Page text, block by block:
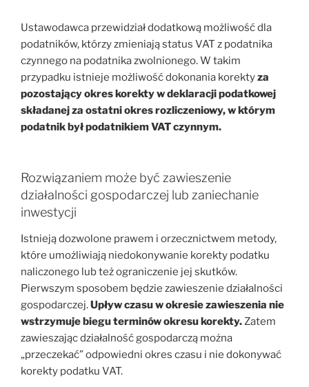
Ustawodawca przewidział dodatkową możliwość dla
podatników, którzy zmieniają status VAT z podatnika
czynnego na podatnika zwolnionego. W takim
przypadku istnieje możliwość dokonania korektyza
pozostający okres korekty w deklaracji podatkowej
składanej za ostatni okres rozliczeniowy, w którym
podatnik był podatnikiem VAT czynnym.
Rozwiązaniem może być zawieszenie
działalności gospodarczej lub zaniechanie
inwestycji
Istnieją dozwolone prawem i orzecznictwem metody,
które umożliwiają niedokonywanie korekty podatku
naliczonego lub też ograniczenie jej skutków.
Pierwszym sposobem będzie zawieszenie działalności
gospodarczej.Upływ czasu w okresie zawieszenia nie
wstrzymuje biegu terminów okresu korekty.Zatem
zawieszając działalność gospodarczą można
„przeczekać” odpowiedni okres czasu i nie dokonywać
korekty podatku VAT.